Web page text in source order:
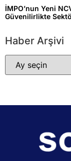
İMPO’nun Yeni
Güvenilirlikte
Haber Arşivi